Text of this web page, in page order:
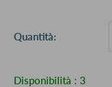
Quantità:
Disponibilità : 3